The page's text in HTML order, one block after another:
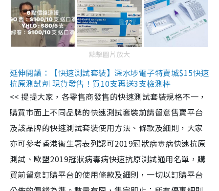
點擊圖片放大
延伸閱讀：【快速測試套裝】深水埗電子特賣城$15快速
抗原測試劑 現貨發售！買10支再送3支檢測棒
<< 提提大家，各零售商發售的快速測試套裝規格不一，
購買市面上不同品牌的快速測試套裝前請留意售賣平台
及該品牌的快速測試套裝使用方法、條款及細則，大家
亦可參考香港衞生署表列認可2019冠狀病毒病快速抗原
測試、歐盟2019冠狀病毒病快速抗原測試通用名單，購
買前留意訂購平台的使用條款及細則，一切以訂購平台